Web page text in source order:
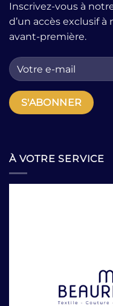
Inscrivez-vous à
d’un accès exclusif
avant-première.
À VOTRE SERVICE